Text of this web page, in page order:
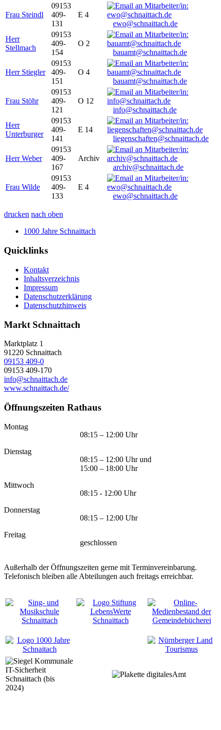
Frau Steindl
09153
409-
131
E 4
ewo@schnaittach.de
Herr
Stellmach
09153
409-
154
O 2
bauamt@schnaittach.de
Herr Stiegler
09153
409-
151
O 4
bauamt@schnaittach.de
Frau Stöhr
09153
409-
121
O 12
info@schnaittach.de
Herr
Unterburger
09153
409-
141
E 14
liegenschaften@schnaittach.de
Herr Weber
09153
409-
167
Archiv
archiv@schnaittach.de
Frau Wilde
09153
409-
133
E 4
ewo@schnaittach.de
drucken nach oben
1000 Jahre Schnaittach
Quicklinks
Kontakt
Inhaltsverzeichnis
Impressum
Datenschutzerklärung
Datenschutzhinweis
Markt Schnaittach
Marktplatz 1
91220 Schnaittach
09153 409-0
09153 409-170
info@schnaittach.de
www.schnaittach.de/
Öffnungszeiten Rathaus
Montag
08:15 – 12:00 Uhr
Dienstag
08:15 – 12:00 Uhr und
15:00 – 18:00 Uhr
Mittwoch
08:15 - 12:00 Uhr
Donnerstag
08:15 – 12:00 Uhr
Freitag
geschlossen
Außerhalb der Öffnungszeiten gerne mit Terminvereinbarung.
Telefonisch bleiben alle Abteilungen auch freitags erreichbar.